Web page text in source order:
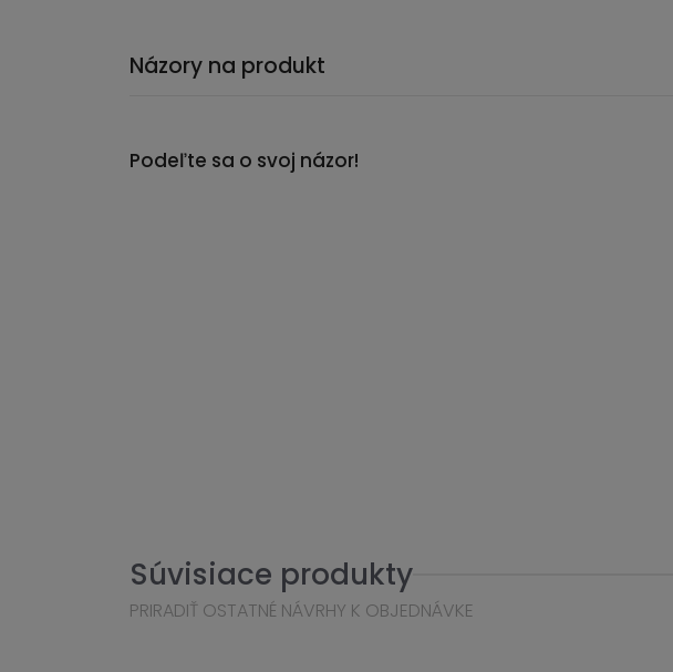
Názory na produkt
Podeľte sa o svoj názor!
Súvisiace produkty
PRIRADIŤ OSTATNÉ NÁVRHY K OBJEDNÁVKE